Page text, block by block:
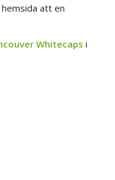
att en
Whitecaps i